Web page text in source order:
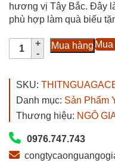
là:
hương vị Tây Bắc. Đây
phù hợp làm quà biếu
Thịt
Ngựa
Bếp
Gia
Sấy
Khô
Hun
Khói
Mua hàng
SKU:
Danh mục: Sản Phẩm
Thương hiệu: NGÔ
0976.747.743